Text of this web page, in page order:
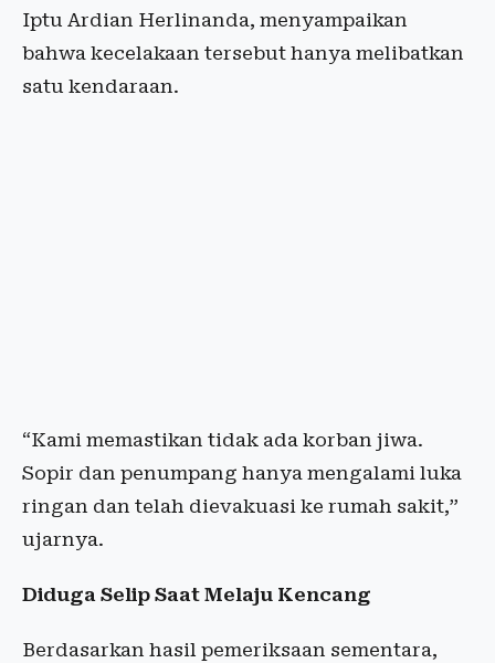
Iptu Ardian Herlinanda, menyampaikan
bahwa kecelakaan tersebut hanya melibatkan
satu kendaraan.
“Kami memastikan tidak ada korban jiwa.
Sopir dan penumpang hanya mengalami luka
ringan dan telah dievakuasi ke rumah sakit,”
ujarnya.
Diduga Selip Saat Melaju Kencang
Berdasarkan hasil pemeriksaan sementara,